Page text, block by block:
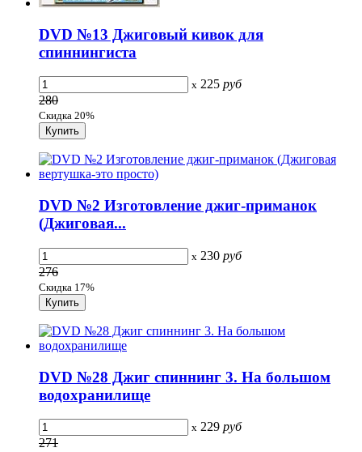
DVD №13 Джиговый кивок для
спиннингиста
x 225 руб
280
Скидка 20%
DVD №2 Изготовление джиг-приманок
(Джиговая...
x 230 руб
276
Скидка 17%
DVD №28 Джиг спиннинг 3. На большом
водохранилище
x 229 руб
271